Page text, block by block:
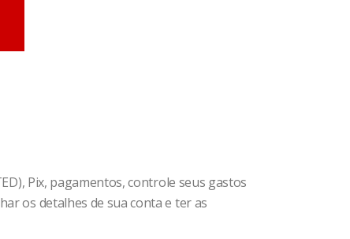
Pix, pagamentos, controle seus gastos
os detalhes de sua conta e ter as